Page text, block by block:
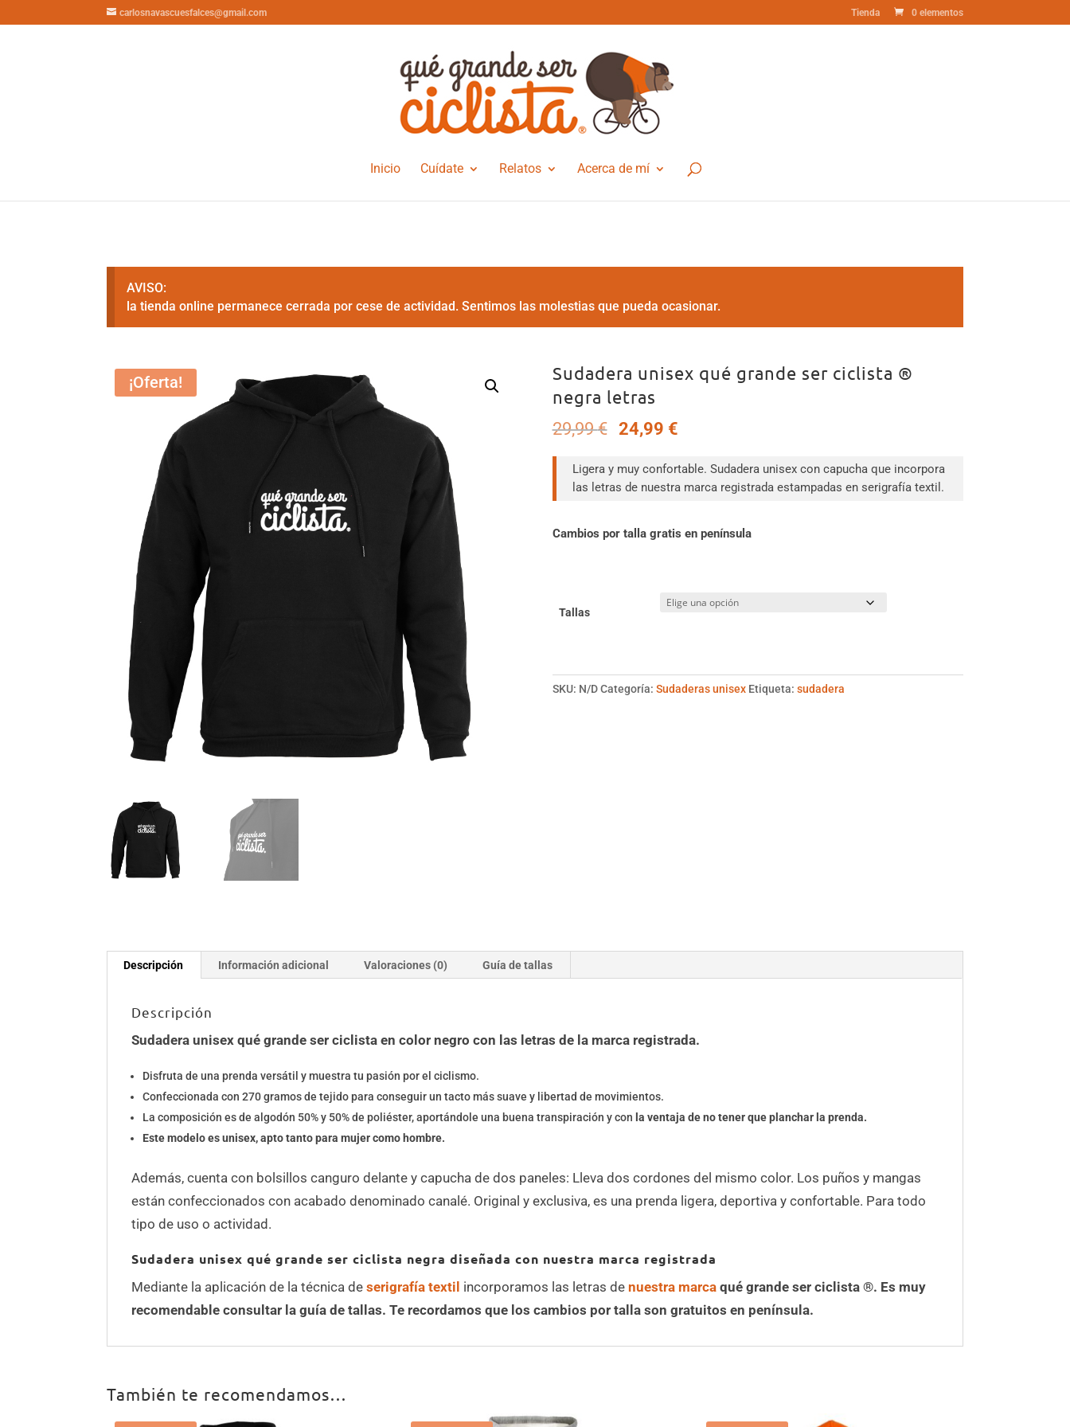
carlosnavascuesfalces@gmail.com Tienda 0 elementos
Inicio Cuídate Relatos Acerca de mí
AVISO:
la tienda online permanece cerrada por cese de actividad. Sentimos las molestias que pueda ocasionar.
¡Oferta!
Sudadera unisex qué grande ser ciclista ®
negra letras
29,99€ El
original
era:
24,99 €El
actual
es:
Ligera y muy confortable. Sudadera unisex con capucha que incorpora
las letras de nuestra marca registrada estampadas en serigrafía textil.
Cambios por talla gratis en península
Tallas
SKU: N/D Categoría: Sudaderas unisex Etiqueta: sudadera
Descripción Información adicional Valoraciones (0) Guía de tallas
Descripción
Sudadera unisex qué grande ser ciclista en color negro con las letras de la marca registrada.
Disfruta de una prenda versátil y muestra tu pasión por el ciclismo.
Confeccionada con 270 gramos de tejido para conseguir un tacto más suave y libertad de movimientos.
La composición es de algodón 50% y 50% de poliéster, aportándole una buena transpiración y con la ventaja de no tener que planchar la prenda.
Este modelo es unisex, apto tanto para mujer como hombre.
Además, cuenta con bolsillos canguro delante y capucha de dos paneles: Lleva dos cordones del mismo color. Los puños y mangas
están confeccionados con acabado denominado canalé. Original y exclusiva, es una prenda ligera, deportiva y confortable. Para todo
tipo de uso o actividad.
Sudadera unisex qué grande ser ciclista negra diseñada con nuestra marca registrada
Mediante la aplicación de la técnica deserigrafía textil incorporamos las letras denuestra marca qué grande ser ciclista ®. Es muy
recomendable consultar la guía de tallas. Te recordamos que los cambios por talla son gratuitos en península.
También te recomendamos…